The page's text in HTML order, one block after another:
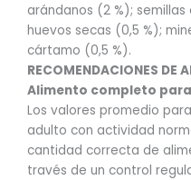
arándanos (2 %);
huevos secas (0,5 %);
cártamo (0,5 %).
RECOMENDACIONES DE
Alimento completo
Los valores promedio
adulto con actividad
cantidad correcta de
través de un control